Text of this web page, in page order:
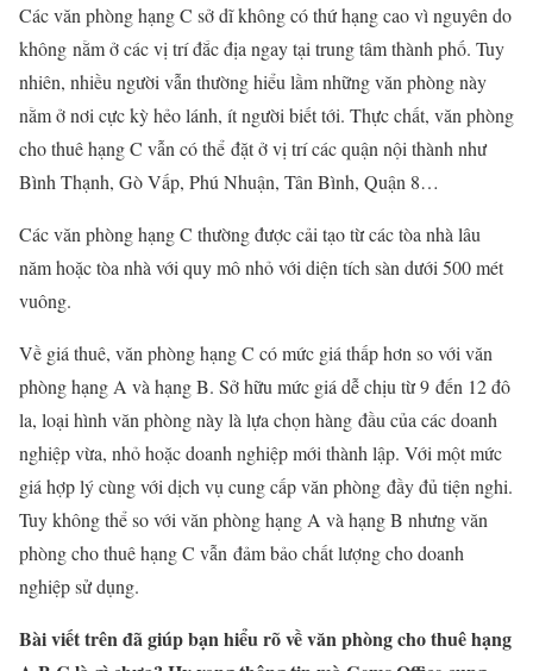
Các văn phòng hạng C sở dĩ không có thứ hạng cao vì nguyên do
không nằm ở các vị trí đắc địa ngay tại trung tâm thành phố. Tuy
nhiên, nhiều người vẫn thường hiểu lầm những văn phòng này
nằm ở nơi cực kỳ hẻo lánh, ít người biết tới. Thực chất, văn phòng
cho thuê hạng C vẫn có thể đặt ở vị trí các quận nội thành như
Bình Thạnh, Gò Vấp, Phú Nhuận, Tân Bình, Quận 8…
Các văn phòng hạng C thường được cải tạo từ các tòa nhà lâu
năm hoặc tòa nhà với quy mô nhỏ với diện tích sàn dưới 500 mét
vuông.
Về giá thuê, văn phòng hạng C có mức giá thấp hơn so với văn
phòng hạng A và hạng B. Sở hữu mức giá dễ chịu từ 9 đến 12 đô
la, loại hình văn phòng này là lựa chọn hàng đầu của các doanh
nghiệp vừa, nhỏ hoặc doanh nghiệp mới thành lập. Với một mức
giá hợp lý cùng với dịch vụ cung cấp văn phòng đầy đủ tiện nghi.
Tuy không thể so với văn phòng hạng A và hạng B nhưng văn
phòng cho thuê hạng C vẫn đảm bảo chất lượng cho doanh
nghiệp sử dụng.
Bài viết trên đã giúp bạn hiểu rõ về văn phòng cho thuê hạng